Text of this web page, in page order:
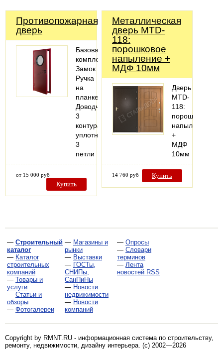
Противопожарная
дверь
Базовая
комплектация:
Замок
Ручка
на
планке
Доводчик
3
контура
уплотнения
3
петли
от 15 000 руб
Купить
Металлическая
дверь MTD-
118:
порошковое
напыление +
МДФ 10мм
Дверь
MTD-
118:
порошковое
напыление
+
МДФ
10мм
14 760 руб Купить
— Строительный
каталог
— Каталог
строительных
компаний
— Товары и
услуги
— Статьи и
обзоры
— Фотогалереи
— Магазины и
рынки
— Выставки
— ГОСТы,
СНИПы,
СанПиНы
— Новости
недвижимости
— Новости
компаний
— Опросы
— Словари
терминов
— Лента
новостей RSS
Copyright by RMNT.RU - информационная система по строительству,
ремонту, недвижимости, дизайну интерьера . (c) 2002—2026